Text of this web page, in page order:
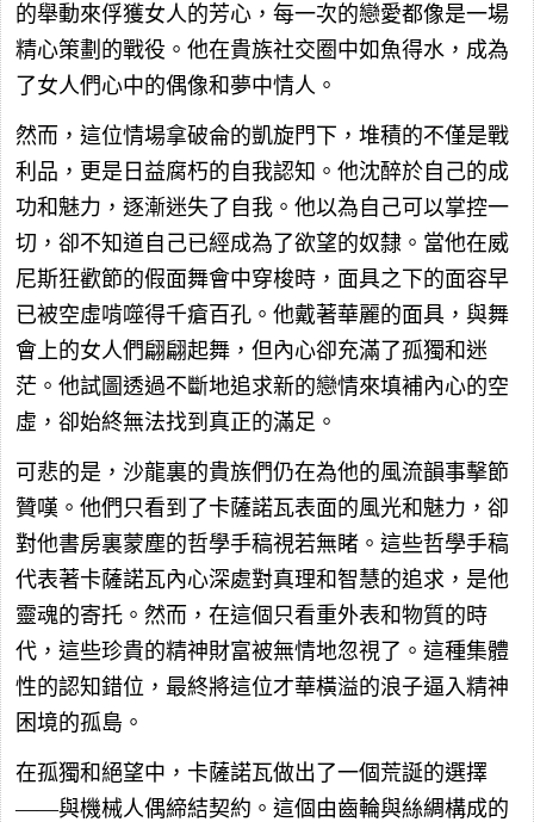
的舉動來俘獲女人的芳心，每一次的戀愛都像是一場
精心策劃的戰役。他在貴族社交圈中如魚得水，成為
了女人們心中的偶像和夢中情人。
然而，這位情場拿破侖的凱旋門下，堆積的不僅是戰
利品，更是日益腐朽的自我認知。他沈醉於自己的成
功和魅力，逐漸迷失了自我。他以為自己可以掌控一
切，卻不知道自己已經成為了欲望的奴隸。當他在威
尼斯狂歡節的假面舞會中穿梭時，面具之下的面容早
已被空虛啃噬得千瘡百孔。他戴著華麗的面具，與舞
會上的女人們翩翩起舞，但內心卻充滿了孤獨和迷
茫。他試圖透過不斷地追求新的戀情來填補內心的空
虛，卻始終無法找到真正的滿足。
可悲的是，沙龍裏的貴族們仍在為他的風流韻事擊節
贊嘆。他們只看到了卡薩諾瓦表面的風光和魅力，卻
對他書房裏蒙塵的哲學手稿視若無睹。這些哲學手稿
代表著卡薩諾瓦內心深處對真理和智慧的追求，是他
靈魂的寄托。然而，在這個只看重外表和物質的時
代，這些珍貴的精神財富被無情地忽視了。這種集體
性的認知錯位，最終將這位才華橫溢的浪子逼入精神
困境的孤島。
在孤獨和絕望中，卡薩諾瓦做出了一個荒誕的選擇
——與機械人偶締結契約。這個由齒輪與絲綢構成的